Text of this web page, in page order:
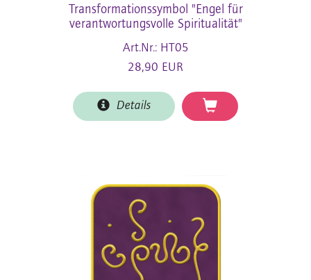
Transformationssymbol "Engel für
verantwortungsvolle Spiritualität"
Art.Nr.: HT05
28,90 EUR
Details